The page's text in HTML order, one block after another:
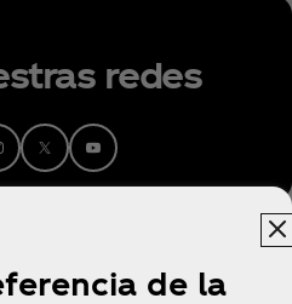
redes
de la